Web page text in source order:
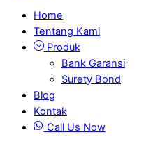
Home
Tentang Kami
Produk
Bank Garansi
Surety Bond
Blog
Kontak
Call Us Now